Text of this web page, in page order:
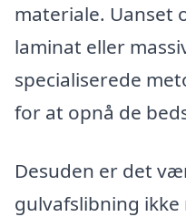
materiale. Uanset
laminat eller
specialiserede
for at opnå de
Desuden er det
gulvafslibning